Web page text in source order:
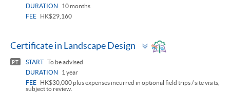
DURATION
10 months
FEE
HK$29,160
Certificate in Landscape Design
Toggle
panel
PT START To be advised
DURATION
1 year
FEE
HK$30,000 plus expenses incurred in optional field trips / site visits,
subject to review.